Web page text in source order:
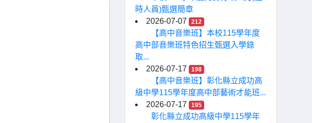
時人員)甄選簡章
2026-07-07
212
【高中音樂班】本校115學年度
高中部音樂班特色招生甄選入學錄
取...
2026-07-17
198
【高中音樂班】彰化縣立成功高
級中學115學年度高中部藝術才能班...
2026-07-17
195
彰化縣立成功高級中學115學年